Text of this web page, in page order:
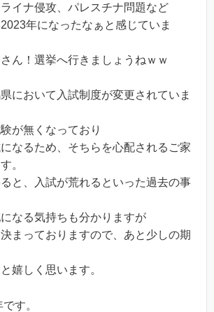
イナ侵攻、パレスチナ問題など
年になったなぁと感じていま
ん！選挙へ行きましょうねｗｗ
において入試制度が変更されていま
が無くなっており
なるため、そちらを心配されるご家
。
と、入試が荒れるといった過去の事
なる気持ちも分かりますが
まっておりますので、あと少しの期
嬉しく思います。
す。